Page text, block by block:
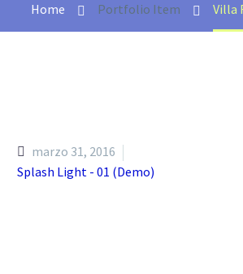
Home Portfolio Item Villa
marzo 31, 2016
Splash Light - 01 (Demo)